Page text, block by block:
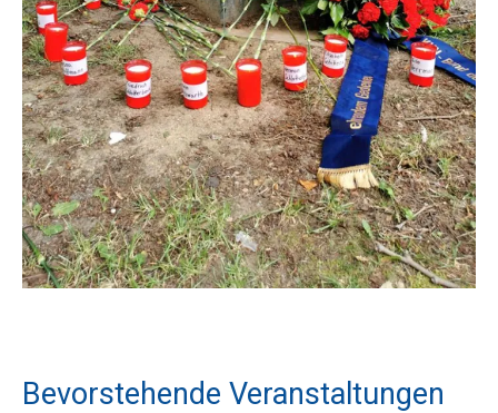
Bevorstehende Veranstaltungen